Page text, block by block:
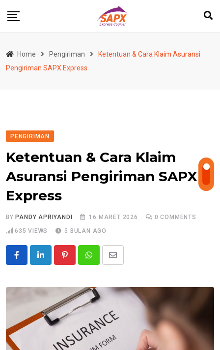
Home Pengiriman
Ketentuan & Cara Klaim Asuransi
Pengiriman SAPX Express
PENGIRIMAN
Ketentuan & Cara Klaim
Asuransi Pengiriman SAPX
Express
BY PANDY APRIYANDI 16 MARET 2026 0 COMMENTS
635 VIEWS 5 BULAN AGO
PinterestWhatsappShare
Email